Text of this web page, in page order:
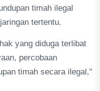
timah ilegal
tertentu.
yang diduga terlibat
percobaan
timah secara ilegal,"